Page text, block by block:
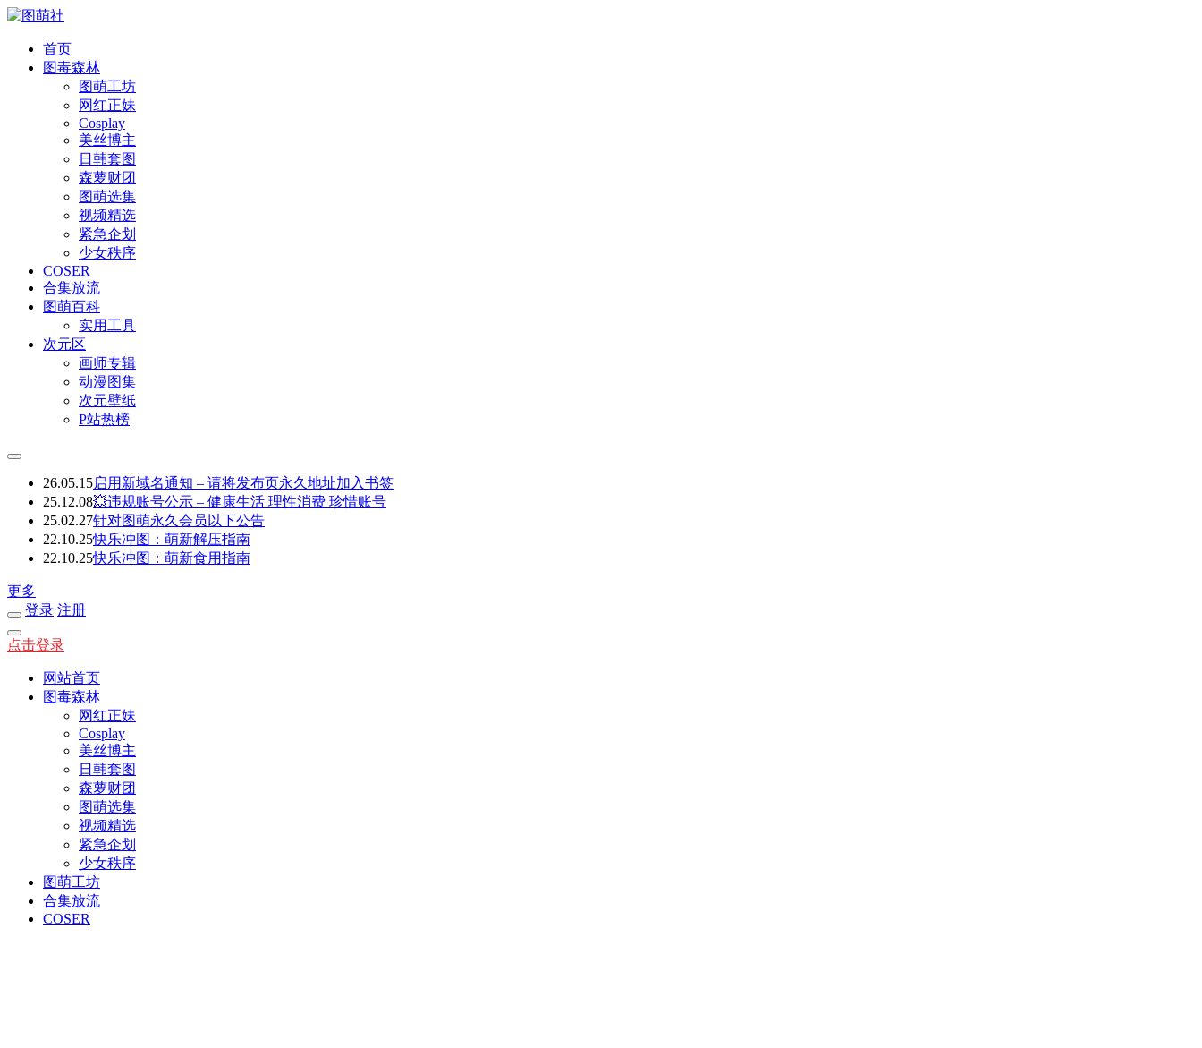
首页
图毒森林
图萌工坊
网红正妹
Cosplay
美丝博主
日韩套图
森萝财团
图萌选集
视频精选
紧急企划
少女秩序
COSER
合集放流
图萌百科
实用工具
次元区
画师专辑
动漫图集
次元壁纸
P站热榜
26.05.15启用新域名通知 – 请将发布页永久地址加入书签
25.12.08💥违规账号公示 – 健康生活 理性消费 珍惜账号
25.02.27针对图萌永久会员以下公告
22.10.25快乐冲图：萌新解压指南
22.10.25快乐冲图：萌新食用指南
更多
登录 注册
点击登录
网站首页
图毒森林
网红正妹
Cosplay
美丝博主
日韩套图
森萝财团
图萌选集
视频精选
紧急企划
少女秩序
图萌工坊
合集放流
COSER